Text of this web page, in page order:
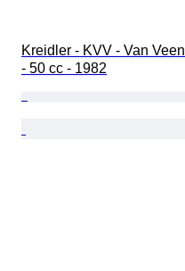
Kreidler - KVV - Van Veen
- 50 cc - 1982